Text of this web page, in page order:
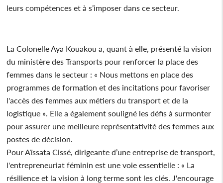
leurs compétences et à s’imposer dans ce secteur.
La Colonelle Aya Kouakou a, quant à elle, présenté la vision
du ministère des Transports pour renforcer la place des
femmes dans le secteur : « Nous mettons en place des
programmes de formation et des incitations pour favoriser
l'accès des femmes aux métiers du transport et de la
logistique ». Elle a également souligné les défis à surmonter
pour assurer une meilleure représentativité des femmes aux
postes de décision.
Pour Aïssata Cissé, dirigeante d’une entreprise de transport,
l'entrepreneuriat féminin est une voie essentielle : « La
résilience et la vision à long terme sont les clés. J'encourage